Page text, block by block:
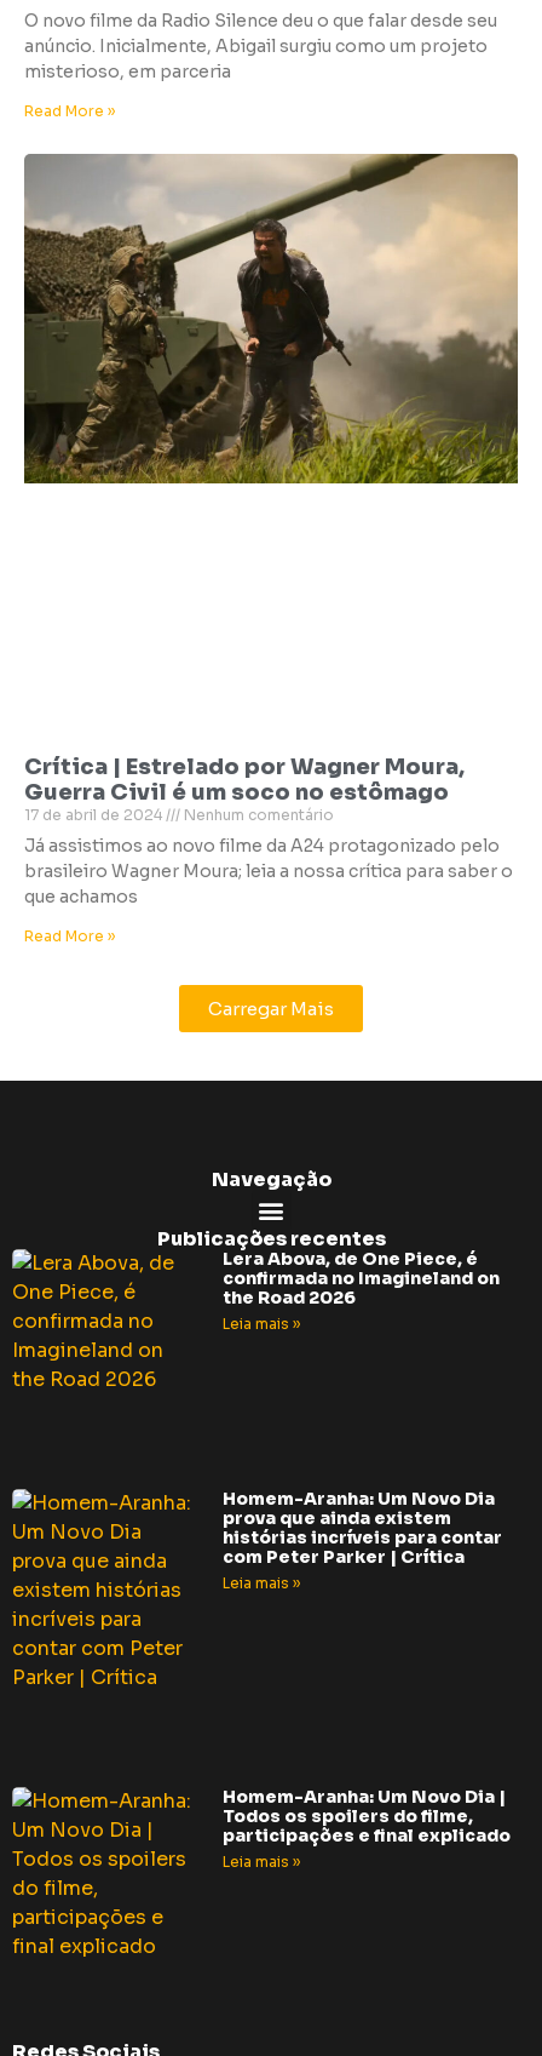
O novo filme da Radio Silence deu o que falar desde seu
anúncio. Inicialmente, Abigail surgiu como um projeto
misterioso, em parceria
Read More »
Crítica | Estrelado por Wagner Moura,
Guerra Civil é um soco no estômago
17 de abril de 2024 Nenhum comentário
Já assistimos ao novo filme da A24 protagonizado pelo
brasileiro Wagner Moura; leia a nossa crítica para saber o
que achamos
Read More »
Carregar Mais
Navegação
Publicações recentes
Lera Abova, de One Piece, é
confirmada no Imagineland on
the Road 2026
Leia mais »
Homem-Aranha: Um Novo Dia
prova que ainda existem
histórias incríveis para contar
com Peter Parker | Crítica
Leia mais »
Homem-Aranha: Um Novo Dia |
Todos os spoilers do filme,
participações e final explicado
Leia mais »